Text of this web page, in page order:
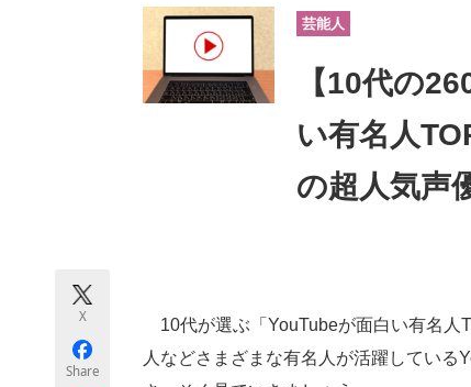
ビジネスと働き方のヒント
ちょっと気になるネットの話題
芸能人
【10代の
い有名人
の超人気声
X
Share
10代が選ぶ「YouTubeが面白い有名人
人などさまざまな有名人が活躍してい